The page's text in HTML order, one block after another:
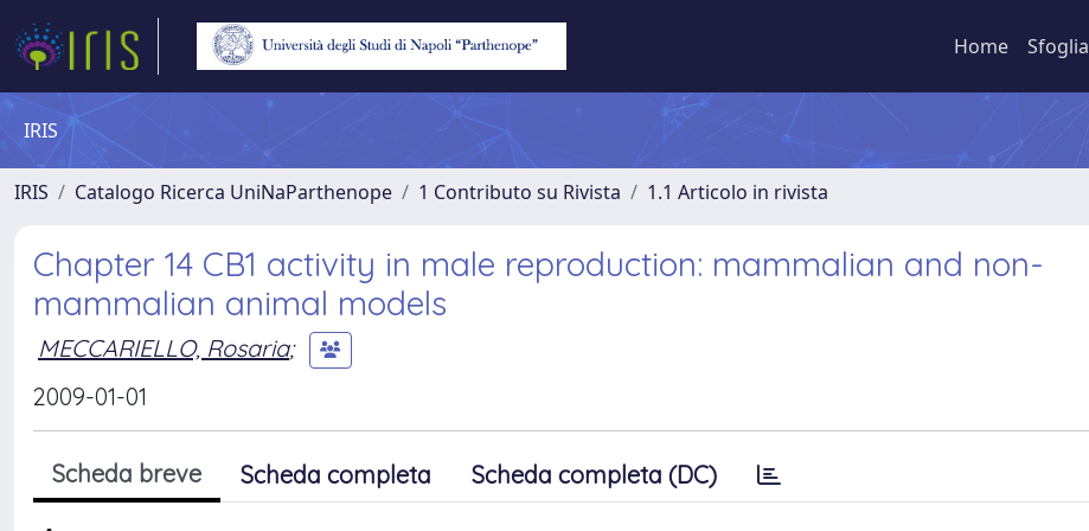
Home Sfoglia
IRIS
IRIS Catalogo Ricerca UniNaParthenope 1 Contributo su Rivista 1.1 Articolo in rivista
Chapter 14 CB1 activity in male reproduction: mammalian and non-
mammalian animal models
MECCARIELLO, Rosaria;
2009-01-01
Scheda breve Scheda completa Scheda completa (DC)